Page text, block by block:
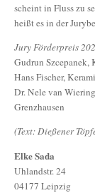
scheint in Fluss zu
heißt es in der
Jury Förderpreis
Gudrun
Hans Fischer,
Dr. Nele van
Grenzhausen
(Text: Dießener
Elke Sada
Uhlandstr. 24
04177 Leipzig